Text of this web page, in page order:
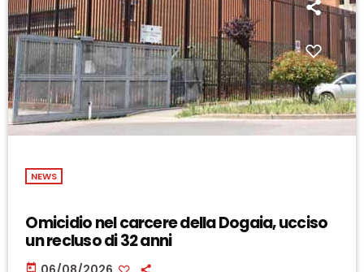
NEWS
Omicidio nel carcere della Dogaia, ucciso
un recluso di 32 anni
today